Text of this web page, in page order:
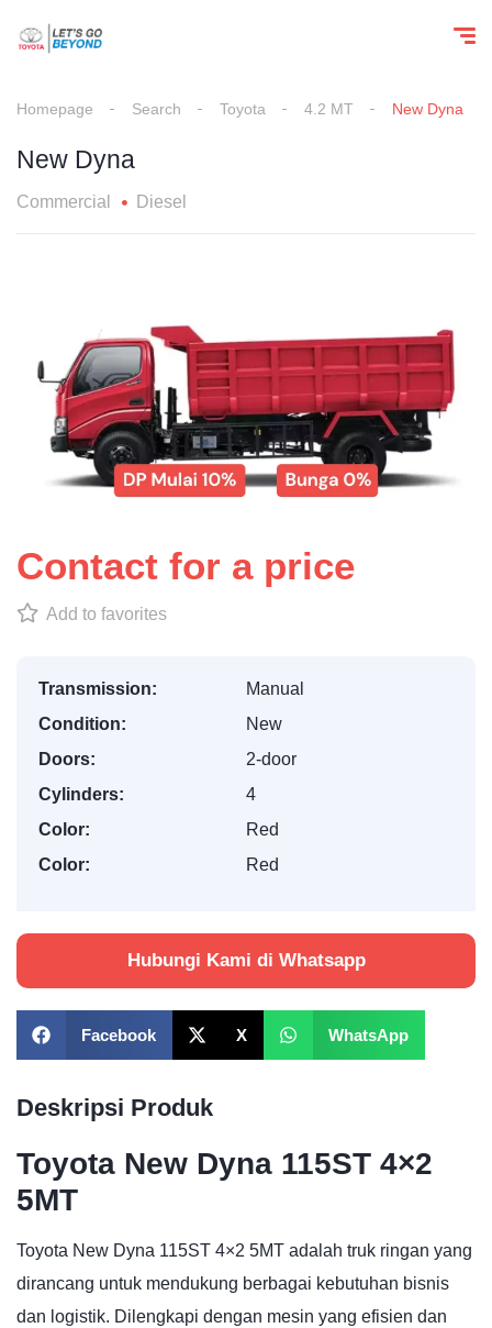
Homepage Search Toyota 4.2 MT New Dyna
New Dyna
Commercial Diesel
Contact for a price
Add to favorites
Transmission:
Manual
Condition:
New
Doors:
2-door
Cylinders:
4
Color:
Red
Color:
Red
Hubungi Kami di Whatsapp
Facebook X WhatsApp
Deskripsi Produk
Toyota New Dyna 115ST 4×2
5MT
Toyota New Dyna 115ST 4×2 5MT adalah truk ringan yang
dirancang untuk mendukung berbagai kebutuhan bisnis
dan logistik. Dilengkapi dengan mesin yang efisien dan